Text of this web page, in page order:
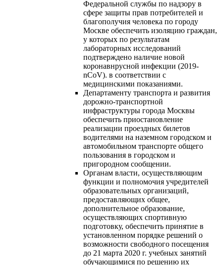
Федеральной службы по надзору в
сфере защиты прав потребителей и
благополучия человека по городу
Москве обеспечить изоляцию граждан,
у которых по результатам
лабораторных исследований
подтверждено наличие новой
коронавнрусной инфекции (2019-
nCoV). в соответствии с
медицинскими показаниями.
Департаменту транспорта и развития
дорожно-транспортной
инфраструктуры города Москвы
обеспечить приостановление
реализации проездных билетов
водителями на наземном городском и
автомобильном транспорте общего
пользования в городском и
пригородном сообщении.
Органам власти, осуществляющим
функции и полномочия учредителей
образовательных организаций,
предоставляющих общее,
дополнительное образование,
осуществляющих спортивную
подготовку, обеспечить принятие в
установленном порядке решений о
возможности свободного посещения
до 21 марта 2020 г. учебных занятий
обучающимися по решению их